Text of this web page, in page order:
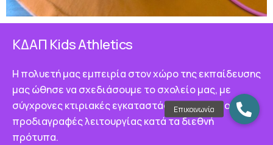
ΚΔΑΠ Κids Athletics
Η πολυετή μας εμπειρία στον χώρο της εκπαίδευσης
μας ώθησε να σχεδιάσουμε το σχολείο μας, με
σύγχρονες κτιριακές εγκαταστάσεις που τηρούν τις
προδιαγραφές λειτουργίας κατά τα διεθνή
πρότυπα.